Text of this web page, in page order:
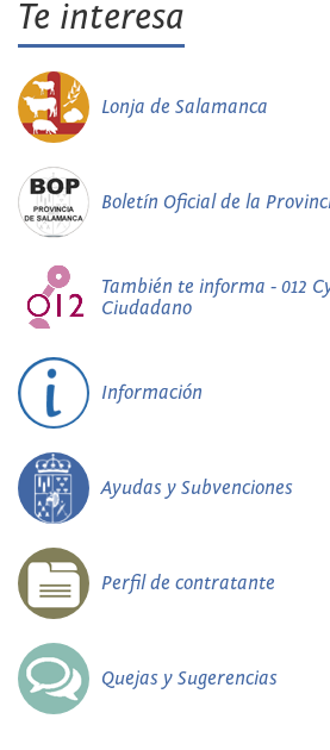
Te interesa
Lonja de Salamanca
Boletín Oficial de la
También te informa - 012
Ciudadano
Información
Ayudas y Subvenciones
Perfil de contratante
Quejas y Sugerencias